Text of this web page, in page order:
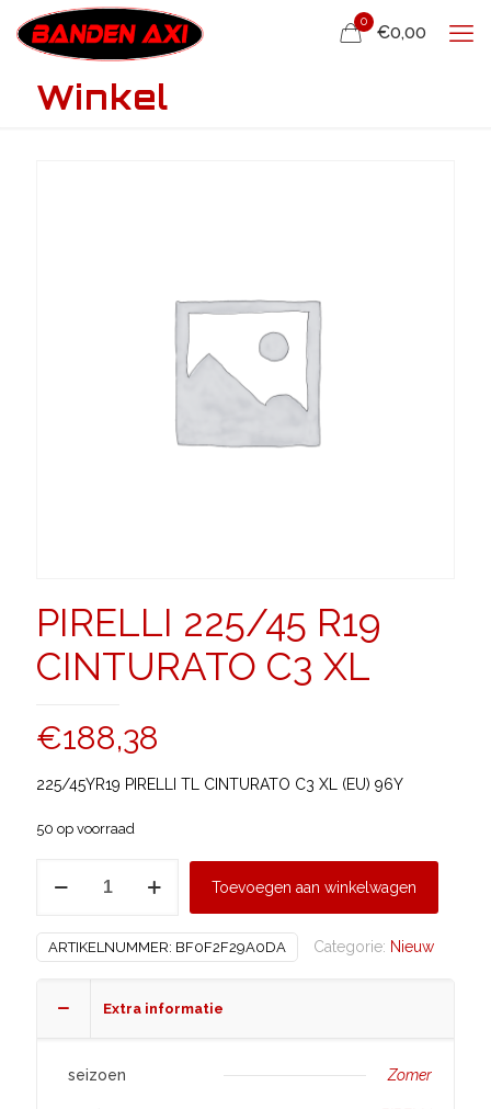
0
€0,00
Winkel
PIRELLI 225/45 R19
CINTURATO C3 XL
€188,38
225/45YR19 PIRELLI TL CINTURATO C3 XL (EU) 96Y
50 op voorraad
CINTURATO
Toevoegen aan winkelwagen
ARTIKELNUMMER: BF0F2F29A0DA Categorie: Nieuw
Extra informatie
seizoen Zomer